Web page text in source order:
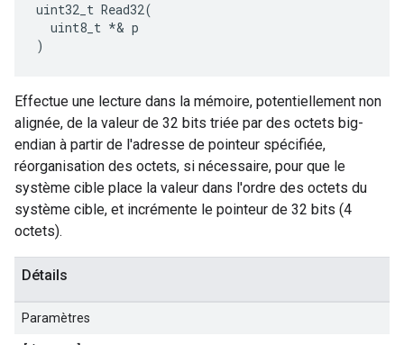
uint32_t Read32(
  uint8_t *& p
)
Effectue une lecture dans la mémoire, potentiellement non
alignée, de la valeur de 32 bits triée par des octets big-
endian à partir de l'adresse de pointeur spécifiée,
réorganisation des octets, si nécessaire, pour que le
système cible place la valeur dans l'ordre des octets du
système cible, et incrémente le pointeur de 32 bits (4
octets).
Détails
Paramètres